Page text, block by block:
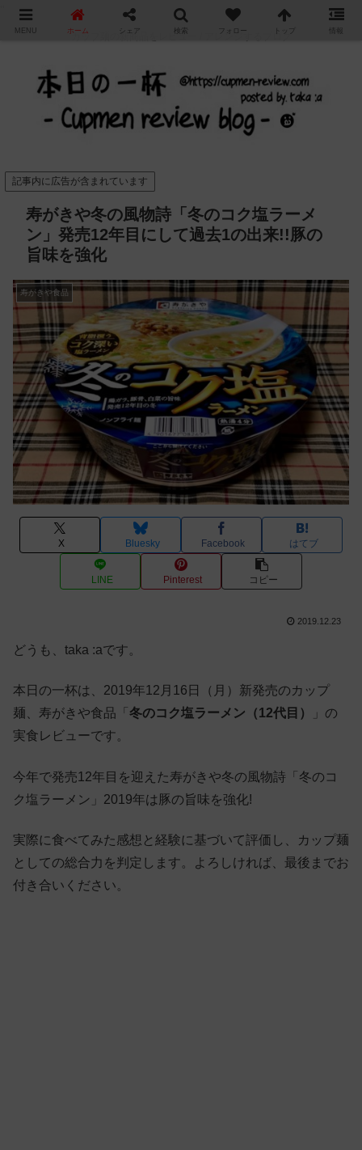
カップ麺の新商品をレビュー / アレンジするブログ
記事内に広告が含まれています
寿がきや冬の風物詩「冬のコク塩ラーメ
ン」発売12年目にして過去1の出来!!豚の
旨味を強化
寿がきや食品
X Bluesky Facebook はてブ
LINE Pinterest コピー
2019.12.23
どうも、taka :aです。
本日の一杯は、2019年12月16日（月）新発売のカップ
麺、寿がきや食品「 冬のコク塩ラーメン（12代目）
」の
実食レビューです。
今年で発売12年目を迎えた寿がきや冬の風物詩「冬のコ
ク塩ラーメン」2019年は豚の旨味を強化!
実際に食べてみた感想と経験に基づいて評価し、カップ麺
としての総合力を判定します。よろしければ、最後までお
付き合いください。
MENU ホーム シェア 検索 フォロー トップ 情報